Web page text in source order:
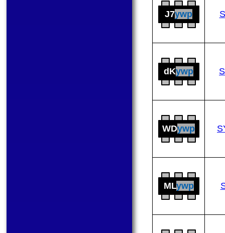
J7ywp
dKywp
WDywp
MLywp